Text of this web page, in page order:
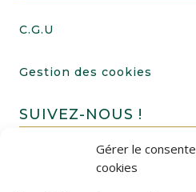
Gérer le
cookies
C.G.U
Gestion des cookies
SUIVEZ-NOUS !